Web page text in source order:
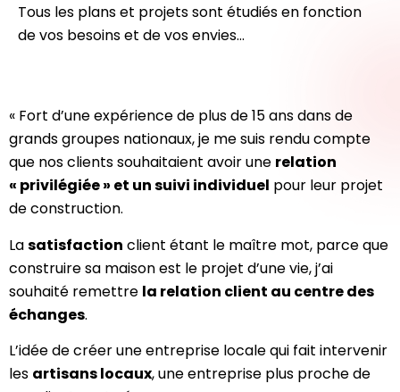
Tous les plans et projets sont étudiés en fonction
de vos besoins et de vos envies…
« Fort d’une expérience de plus de 15 ans dans de
grands groupes nationaux, je me suis rendu compte
que nos clients souhaitaient avoir une relation
« privilégiée » et un suivi individuel pour leur projet
de construction.
Lasatisfaction client étant le maître mot, parce que
construire sa maison est le projet d’une vie, j’ai
souhaité remettre la relation client au centre des
échanges.
L’idée de créer une entreprise locale qui fait intervenir
les artisans locaux, une entreprise plus proche de